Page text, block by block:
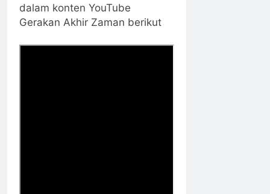
dalam konten YouTube
Gerakan Akhir Zaman berikut